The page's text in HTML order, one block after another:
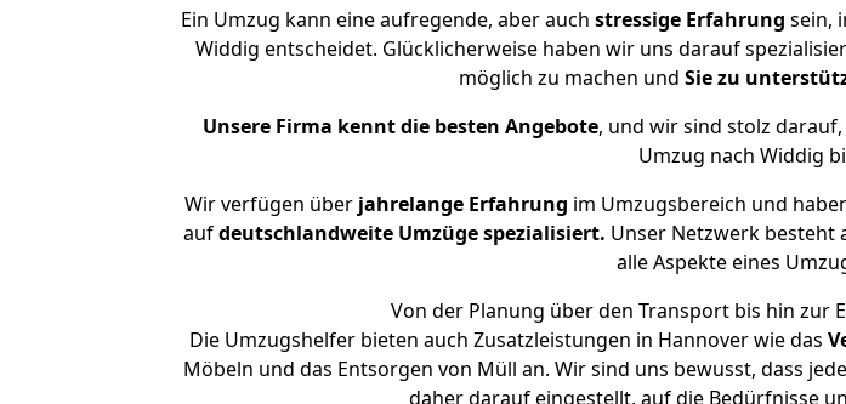
Ein Umzug kann eine aufregende, aber auch stressige Erfahrung sein,
Widdig entscheidet. Glücklicherweise haben wir uns darauf
möglich zu machen und Sie zu
Unsere Firma kennt die besten Angebote, und wir sind stolz
Umzug nach Widdig
Wir verfügen über jahrelange Erfahrung im Umzugsbereich und
aufdeutschlandweite Umzüge spezialisiert. Unser Netzwerk besteht
alle Aspekte eines
Von der Planung über den Transport bis hin zur
Die Umzugshelfer bieten auch Zusatzleistungen in Hannover wie das
Möbeln und das Entsorgen von Müll an. Wir sind uns bewusst, dass
daher darauf eingestellt, auf die Bedürfnisse